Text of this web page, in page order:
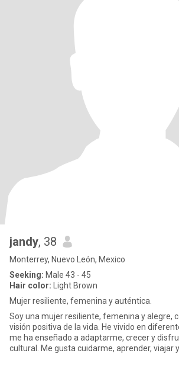
jandy, 38
Monterrey, Nuevo León, Mexico
Seeking: Male 43 - 45
Hair color: Light Brown
Mujer resiliente, femenina y auténtica.
Soy una mujer resiliente, femenina y alegre,
visión positiva de la vida. He vivido en
me ha enseñado a adaptarme, crecer y
cultural. Me gusta cuidarme, aprender, viajar